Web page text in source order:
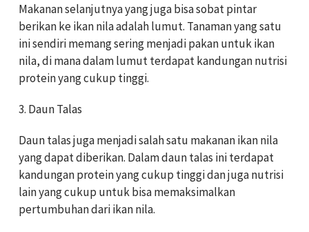
Makanan selanjutnya yang juga bisa sobat pintar
berikan ke ikan nila adalah lumut. Tanaman yang satu
ini sendiri memang sering menjadi pakan untuk ikan
nila, di mana dalam lumut terdapat kandungan nutrisi
protein yang cukup tinggi.
3. Daun Talas
Daun talas juga menjadi salah satu makanan ikan nila
yang dapat diberikan. Dalam daun talas ini terdapat
kandungan protein yang cukup tinggi dan juga nutrisi
lain yang cukup untuk bisa memaksimalkan
pertumbuhan dari ikan nila.